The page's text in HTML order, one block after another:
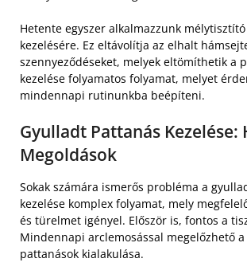
Hetente egyszer alkalmazzunk
kezelésére. Ez eltávolítja az elhalt
szennyeződéseket, melyek eltömíthetik a
kezelése folyamatos folyamat, melyet
mindennapi rutinunkba beépíteni.
Gyulladt Pattanás Kezelése:
Megoldások
Sokak számára ismerős probléma a
kezelése komplex folyamat, mely
és türelmet igényel. Először is, fontos a
Mindennapi arclemosással megelőzhető
pattanások kialakulása.